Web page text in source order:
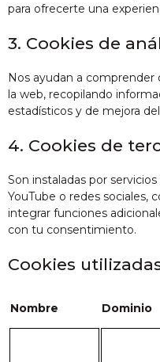
para ofrecerte una
3. Cookies de
Nos ayudan a
la web, recopilando
estadísticos y de mejora
4. Cookies de
Son instaladas por
YouTube o redes sociales,
integrar funciones
con tu consentimiento.
Cookies
Nombre Dominio